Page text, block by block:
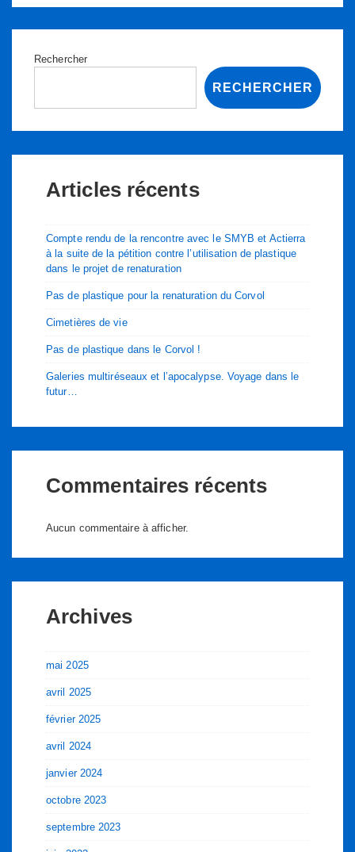
Rechercher
RECHERCHER
Articles récents
Compte rendu de la rencontre avec le SMYB et Actierra
à la suite de la pétition contre l’utilisation de plastique
dans le projet de renaturation
Pas de plastique pour la renaturation du Corvol
Cimetières de vie
Pas de plastique dans le Corvol !
Galeries multiréseaux et l’apocalypse. Voyage dans le
futur…
Commentaires récents
Aucun commentaire à afficher.
Archives
mai 2025
avril 2025
février 2025
avril 2024
janvier 2024
octobre 2023
septembre 2023